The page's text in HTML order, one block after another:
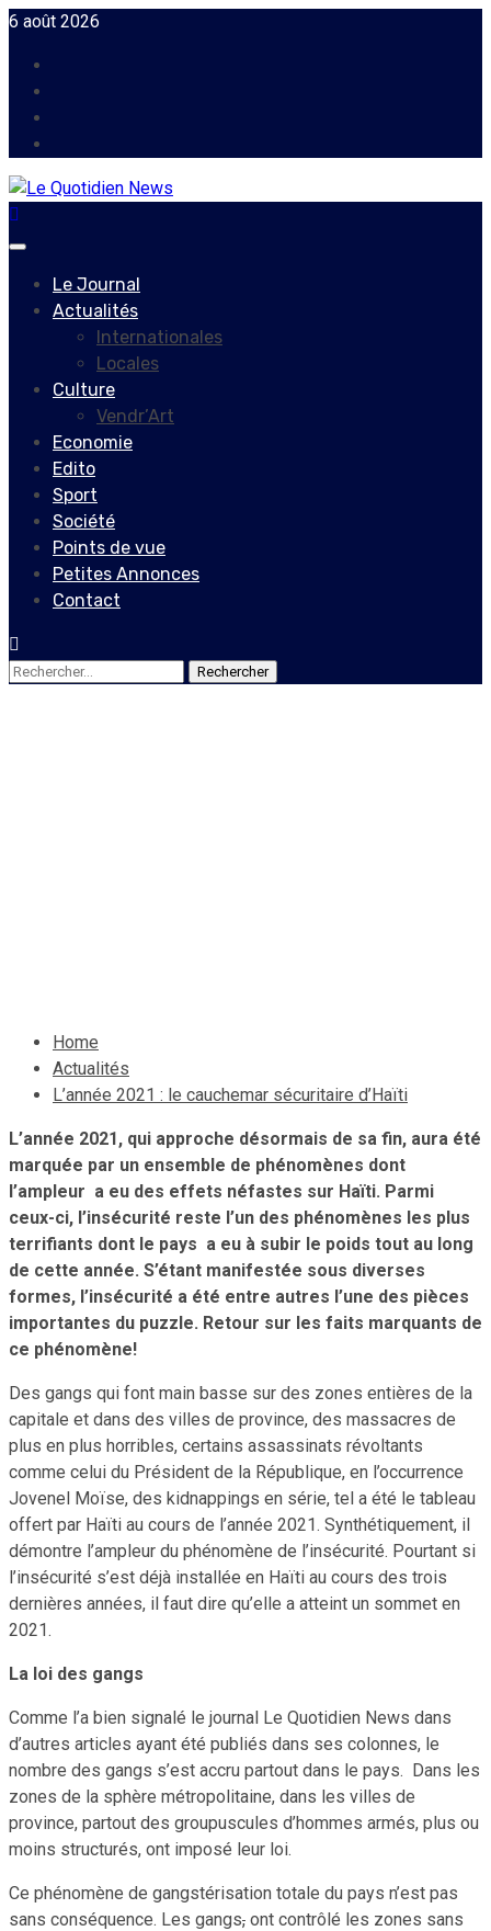
Skip
content
6 août 2026
Primary
Le Journal
Actualités
Internationales
Locales
Culture
Vendr’Art
Economie
Edito
Sport
Société
Points de vue
Petites Annonces
Contact
Rechercher :
Home
Actualités
L’année 2021 : le cauchemar sécuritaire d’Haïti
L’année 2021, qui approche désormais de sa fin, aura été
marquée par un ensemble de phénomènes dont
l’ampleur a eu des effets néfastes sur Haïti. Parmi
ceux-ci, l’insécurité reste l’un des phénomènes les plus
terrifiants dont le pays a eu à subir le poids tout au long
de cette année. S’étant manifestée sous diverses
formes, l’insécurité a été entre autres l’une des pièces
importantes du puzzle. Retour sur les faits marquants de
ce phénomène!
Des gangs qui font main basse sur des zones entières de la
capitale et dans des villes de province, des massacres de
plus en plus horribles, certains assassinats révoltants
comme celui du Président de la République, en l’occurrence
Jovenel Moïse, des kidnappings en série, tel a été le tableau
offert par Haïti au cours de l’année 2021. Synthétiquement, il
démontre l’ampleur du phénomène de l’insécurité. Pourtant si
l’insécurité s’est déjà installée en Haïti au cours des trois
dernières années, il faut dire qu’elle a atteint un sommet en
2021.
La loi des gangs
Comme l’a bien signalé le journal Le Quotidien News dans
d’autres articles ayant été publiés dans ses colonnes, le
nombre des gangs s’est accru partout dans le pays. Dans les
zones de la sphère métropolitaine, dans les villes de
province, partout des groupuscules d’hommes armés, plus ou
moins structurés, ont imposé leur loi.
Ce phénomène de gangstérisation totale du pays n’est pas
sans conséquence. Les gangs, ont contrôlé les zones sans